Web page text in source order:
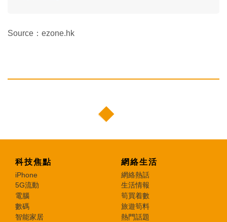
Source：ezone.hk
科技焦點
iPhone
5G流動
電腦
數碼
智能家居
網絡生活
網絡熱話
生活情報
筍買着數
旅遊筍料
熱門話題